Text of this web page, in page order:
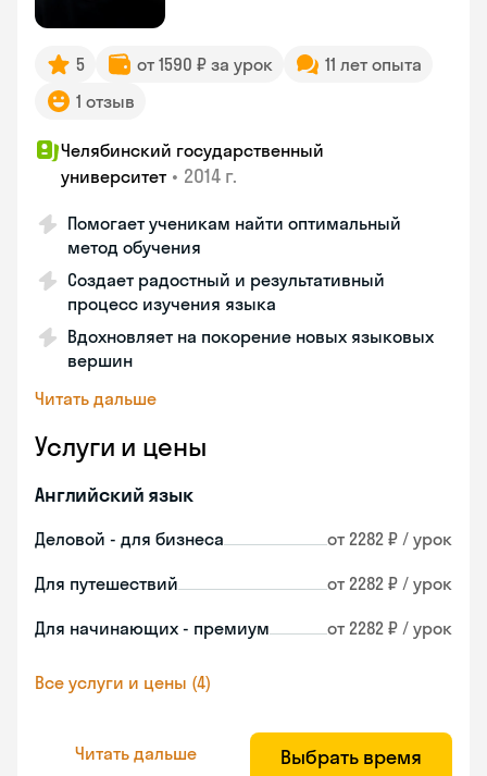
5 от 1590 ₽ за урок
11 лет опыта
1 отзыв
Челябинский государственный
университет • 2014 г.
Помогает ученикам найти оптимальный
метод обучения
Создает радостный и результативный
процесс изучения языка
Вдохновляет на покорение новых языковых
вершин
Читать дальше
Услуги и цены
Английский язык
Деловой - для бизнеса от 2282 ₽ / урок
Для путешествий от 2282 ₽ / урок
Для начинающих - премиум от 2282 ₽ / урок
Все услуги и цены (4)
Читать дальше Выбрать время